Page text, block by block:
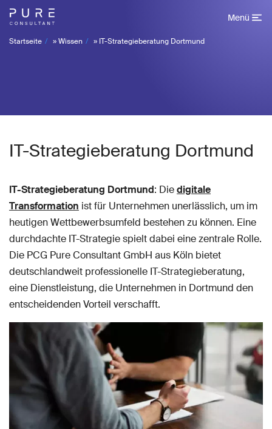
Menü
Startseite »Wissen » IT-Strategieberatung Dortmund
IT-Strategieberatung Dortmund
IT-Strategieberatung Dortmund: Diedigitale
Transformation ist für Unternehmen unerlässlich, um im
heutigen Wettbewerbsumfeld bestehen zu können. Eine
durchdachte IT-Strategie spielt dabei eine zentrale Rolle.
Die PCG Pure Consultant GmbH aus Köln bietet
deutschlandweit professionelle IT-Strategieberatung,
eine Dienstleistung, die Unternehmen in Dortmund den
entscheidenden Vorteil verschafft.